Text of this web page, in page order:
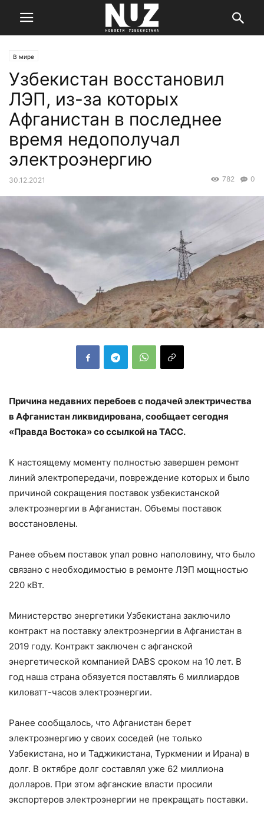
В мире
Узбекистан восстановил
ЛЭП, из-за которых
Афганистан в последнее
время недополучал
электроэнергию
30.12.2021 0
782
Причина недавних перебоев с подачей электричества
в Афганистан ликвидирована, сообщает сегодня
«Правда Востока» со ссылкой на ТАСС.
К настоящему моменту полностью завершен ремонт
линий электропередачи, повреждение которых и было
причиной сокращения поставок узбекистанской
электроэнергии в Афганистан. Объемы поставок
восстановлены.
Ранее объем поставок упал ровно наполовину, что было
связано с необходимостью в ремонте ЛЭП мощностью
220 кВт.
Министерство энергетики Узбекистана заключило
контракт на поставку электроэнергии в Афганистан в
2019 году. Контракт заключен с афганской
энергетической компанией DABS сроком на 10 лет. В
год наша страна обязуется поставлять 6 миллиардов
киловатт-часов электроэнергии.
Ранее сообщалось, что Афганистан берет
электроэнергию у своих соседей (не только
Узбекистана, но и Таджикистана, Туркмении и Ирана) в
долг. В октябре долг составлял уже 62 миллиона
долларов. При этом афганские власти просили
экспортеров электроэнергии не прекращать поставки.